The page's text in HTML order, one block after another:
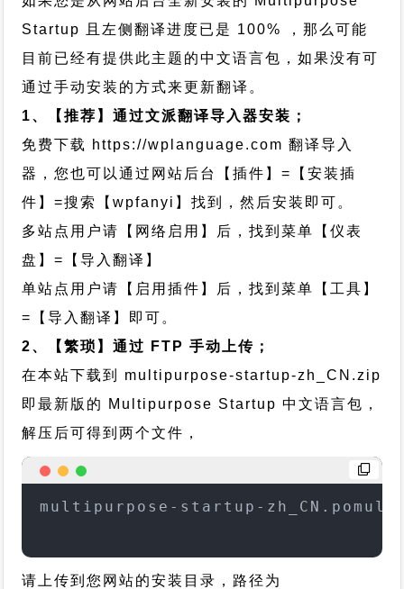
Startup 且左侧翻译进度已是 100% ，那么可能
目前已经有提供此主题的中文语言包，如果没有可
通过手动安装的方式来更新翻译。
1、【推荐】通过文派翻译导入器安装；
免费下载 https://wplanguage.com 翻译导入
器，您也可以通过网站后台【插件】=【安装插
件】=搜索【wpfanyi】找到，然后安装即可。
多站点用户请【网络启用】后，找到菜单【仪表
盘】=【导入翻译】
单站点用户请【启用插件】后，找到菜单【工具】
=【导入翻译】即可。
2、【繁琐】通过 FTP 手动上传；
在本站下载到 multipurpose-startup-zh_CN.zip
即最新版的 Multipurpose Startup 中文语言包，
解压后可得到两个文件，
multipurpose-startup-
请上传到您网站的安装目录，路径为